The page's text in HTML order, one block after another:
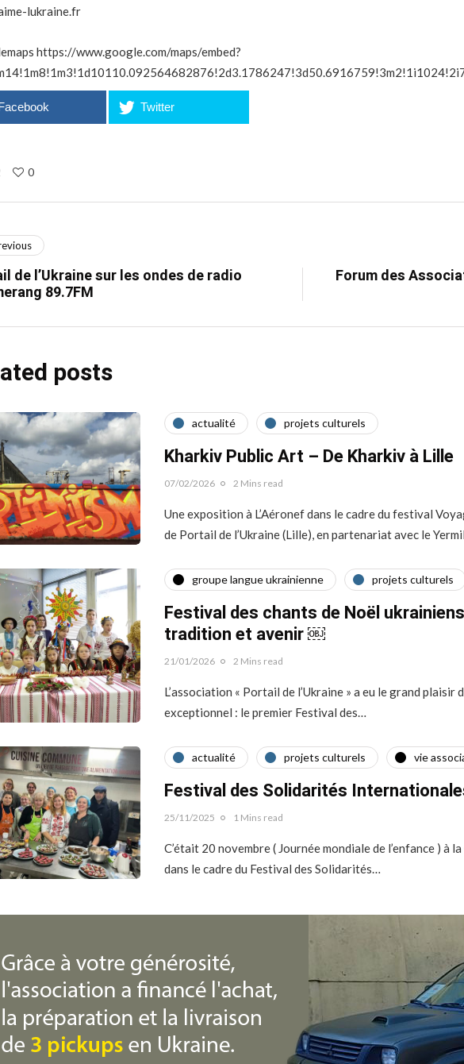
lukraine.fr
https://www.google.com/maps/embed?
Twitter
0
de l’Ukraine sur les ondes de radio
89.7FM
Forum des
posts
actualité projets culturels
Kharkiv Public Art – De Kharkiv à Lille
07/02/2026 2 Mins read
Une exposition à L’Aéronef dans le cadre du festival
de Portail de l’Ukraine (Lille), en partenariat avec le
groupe langue ukrainienne projets culturels
Festival des chants de Noël
tradition et avenir ￼
21/01/2026 2 Mins read
L’association « Portail de l’Ukraine » a eu le grand plaisir
exceptionnel : le premier Festival des…
actualité projets culturels vie
Festival des Solidarités
25/11/2025 1 Mins read
C’était 20 novembre ( Journée mondiale de l’enfance ) à
dans le cadre du Festival des Solidarités…